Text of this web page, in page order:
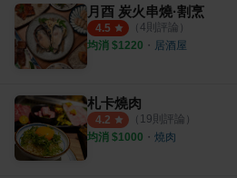
月酉 炭火串燒·割烹
4.5 （ 4則評論）
均消 $1220 ・ 居酒屋
札卡燒肉
4.2 （ 19則評論）
均消 $1000 ・ 燒肉